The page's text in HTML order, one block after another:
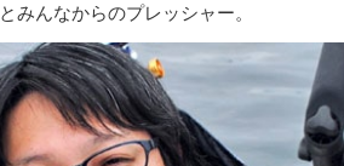
みんなからのプレッシャー。